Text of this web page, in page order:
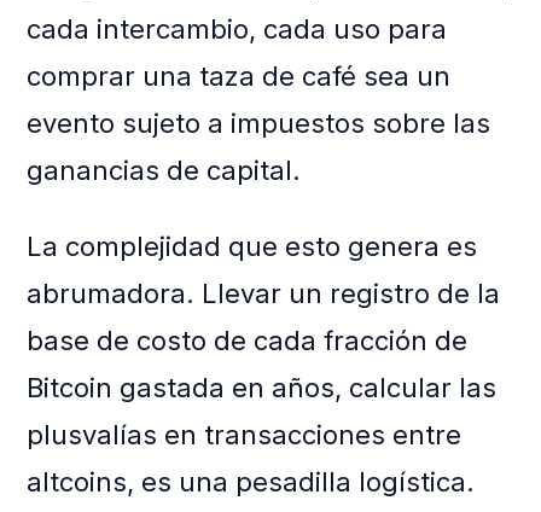
cada intercambio, cada uso para
comprar una taza de café sea un
evento sujeto a impuestos sobre las
ganancias de capital.
La complejidad que esto genera es
abrumadora. Llevar un registro de la
base de costo de cada fracción de
Bitcoin gastada en años, calcular las
plusvalías en transacciones entre
altcoins, es una pesadilla logística.